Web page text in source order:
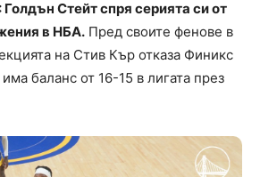
Стейт спря серията си от
в НБА. Пред своите фенове в
на Стив Кър отказа Финикс
баланс от 16-15 в лигата през